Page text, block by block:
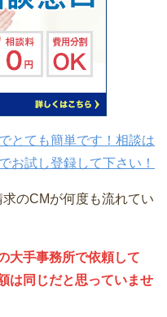
とても簡単です！相談は
お試し登録して下さい！
のCMが何度も流れてい
大手事務所で依頼して
は同じだと思っていませ